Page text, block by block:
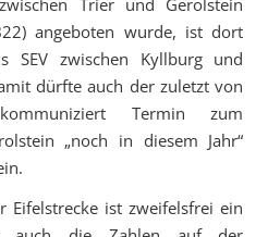
angeboten wurde, ist dort
SEV zwischen Kyllburg und
dürfte auch der zuletzt von
Termin zum
„noch in diesem Jahr“
Eifelstrecke ist zweifelsfrei ein